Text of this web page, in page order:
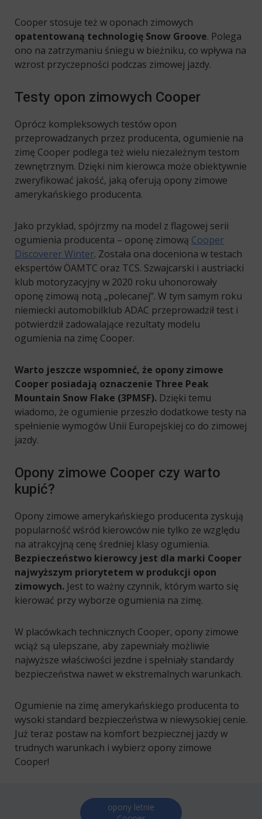
Cooper stosuje też w oponach zimowych
opatentowaną technologię Snow Groove. Polega
ono na zatrzymaniu śniegu w bieżniku, co wpływa na
wzrost przyczepności podczas zimowej jazdy.
Testy opon zimowych Cooper
Oprócz kompleksowych testów opon
przeprowadzanych przez producenta, ogumienie na
zimę Cooper podlega też wielu niezależnym testom
zewnętrznym. Dzięki nim kierowca może obiektywnie
zweryfikować jakość, jaką oferują opony zimowe
amerykańskiego producenta.
Jako przykład, spójrzmy na model z flagowej serii
ogumienia producenta – oponę zimową Cooper
Discoverer Winter. Została ona doceniona w testach
ekspertów ÖAMTC oraz TCS. Szwajcarski i austriacki
klub motoryzacyjny w 2020 roku uhonorowały
oponę zimową notą „polecanej”. W tym samym roku
niemiecki automobilklub ADAC przeprowadził test i
potwierdził zadowalające rezultaty modelu
ogumienia na zimę Cooper.
Warto jeszcze wspomnieć, że opony zimowe
Cooper posiadają oznaczenie Three Peak
Mountain Snow Flake (3PMSF). Dzięki temu
wiadomo, że ogumienie przeszło dodatkowe testy na
spełnienie wymogów Unii Europejskiej co do zimowej
jazdy.
Opony zimowe Cooper czy warto
kupić?
Opony zimowe amerykańskiego producenta zyskują
popularność wśród kierowców nie tylko ze względu
na atrakcyjną cenę średniej klasy ogumienia.
Bezpieczeństwo kierowcy jest dla marki Cooper
najwyższym priorytetem w produkcji opon
zimowych. Jest to ważny czynnik, którym warto się
kierować przy wyborze ogumienia na zimę.
W placówkach technicznych Cooper, opony zimowe
wciąż są ulepszane, aby zapewniały możliwie
najwyższe właściwości jezdne i spełniały standardy
bezpieczeństwa nawet w ekstremalnych warunkach.
Ogumienie na zimę amerykańskiego producenta to
wysoki standard bezpieczeństwa w niewysokiej cenie.
Już teraz postaw na komfort bezpiecznej jazdy w
trudnych warunkach i wybierz opony zimowe
Cooper!
opony letnie